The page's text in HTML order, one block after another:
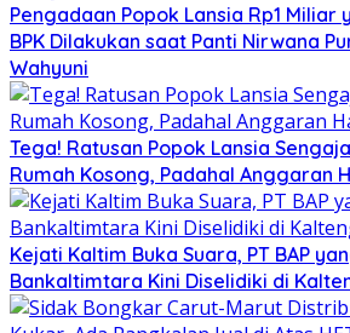
Pengadaan Popok Lansia Rp1 Miliar
BPK Dilakukan saat Panti Nirwana
Wahyuni
Tega! Ratusan Popok Lansia
Rumah Kosong, Padahal Anggaran
Kejati Kaltim Buka Suara, PT BAP
Bankaltimtara Kini Diselidiki di